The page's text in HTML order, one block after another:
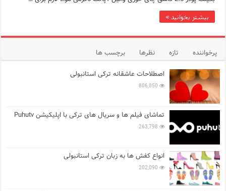
بیشتر بخوانید »
پرخواننده تازه نظرها
برچسب ها
اصطلاحات عاشقانه ترکی استانبولی
806,050
تماشای فیلم ها و سریال های ترکی با اپلیکیشن Puhutv
263,798
انواع کفش ها به زبان ترکی استانبولی
202,090